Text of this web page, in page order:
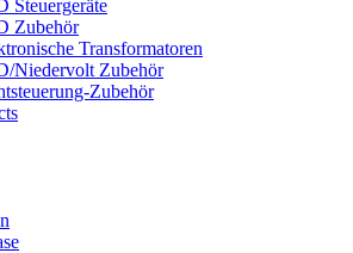
Steuergeräte
Zubehör
Transformatoren
Niedervolt Zubehör
Zubehör